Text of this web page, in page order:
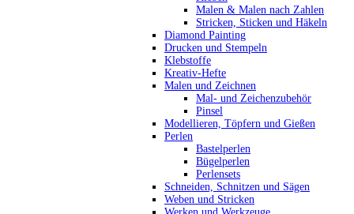
Malen & Malen nach Zahlen
Stricken, Sticken und Häkeln
Diamond Painting
Drucken und Stempeln
Klebstoffe
Kreativ-Hefte
Malen und Zeichnen
Mal- und Zeichenzubehör
Pinsel
Modellieren, Töpfern und Gießen
Perlen
Bastelperlen
Bügelperlen
Perlensets
Schneiden, Schnitzen und Sägen
Weben und Stricken